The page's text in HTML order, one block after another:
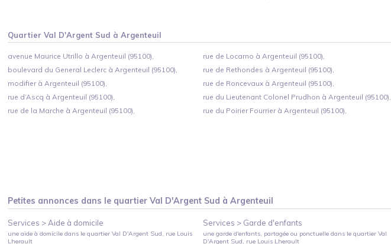
QuartierVal D'Argent Sud àArgenteuil
avenue Maurice Utrillo à Argenteuil (95100),
boulevard du General Leclerc à Argenteuil (95100),
modifier à Argenteuil (95100),
rue d’Ascq à Argenteuil (95100),
rue de la Marche à Argenteuil (95100),
rue de Locarno à Argenteuil (95100),
rue de Rethondes à Argenteuil (95100),
rue de Roncevaux à Argenteuil (95100),
rue du Lieutenant Colonel Prudhon à Argenteuil (95100),
rue du Poirier Fourrier à Argenteuil (95100),
Petites annonces dans le quartierVal D'Argent Sud à Argenteuil
Services >Aide à domicile
une aide à domicile dans le quartierVal D'Argent Sud, rue Louis
Lherault
Services > Garde d'enfants
une garde d'enfants, partagée ou ponctuelledans le quartier Val
D'Argent Sud, rue Louis Lherault